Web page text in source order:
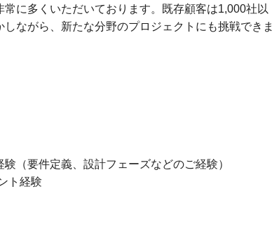
に多くいただいております。既存顧客は1,000社以
ながら、新たな分野のプロジェクトにも挑戦できま
（要件定義、設計フェーズなどのご経験）
ト経験